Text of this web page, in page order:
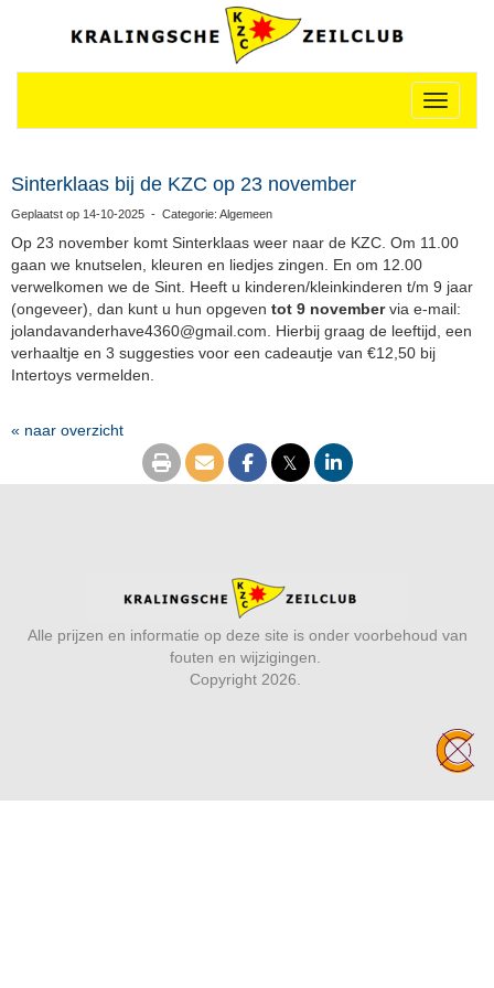
Toggle
Sinterklaas bij de KZC op 23 november
Geplaatst op 14-10-2025 - Categorie: Algemeen
Op 23 november komt Sinterklaas weer naar de KZC. Om 11.00
gaan we knutselen, kleuren en liedjes zingen. En om 12.00
verwelkomen we de Sint. Heeft u kinderen/kleinkinderen t/m 9 jaar
(ongeveer), dan kunt u hun opgeven tot 9 novembervia e-mail:
0634evahrednavadnaloj@gmail.com . Hierbij graag de leeftijd, een
verhaaltje en 3 suggesties voor een cadeautje van €12,50 bij
Intertoys vermelden.
« naar overzicht
𝕏
Alle prijzen en informatie op deze site is onder voorbehoud van
fouten en wijzigingen.
Copyright 2026.